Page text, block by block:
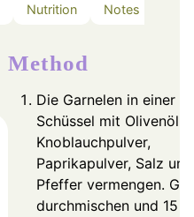
Nutrition Notes
Method
Die Garnelen in einer
Schüssel mit Olivenöl,
Knoblauchpulver,
Paprikapulver, Salz und
Pfeffer vermengen. Gut
durchmischen und 15